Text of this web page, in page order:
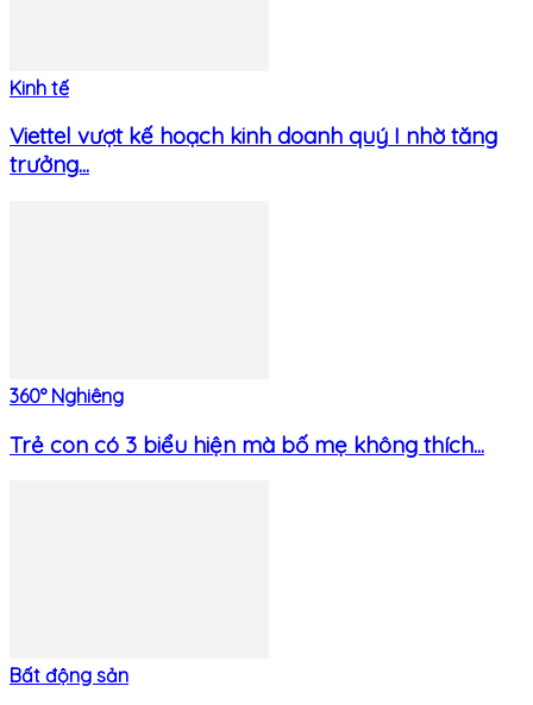
Kinh tế
Viettel vượt kế hoạch kinh doanh quý I nhờ tăng
trưởng...
360° Nghiêng
Trẻ con có 3 biểu hiện mà bố mẹ không thích...
Bất động sản